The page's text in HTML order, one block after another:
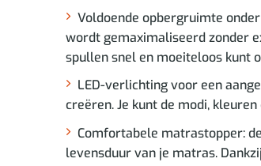
Voldoende opbergruimte
wordt gemaximaliseerd zonder
spullen snel en moeiteloos kunt
LED-verlichting voor een
creëren. Je kunt de modi,
Comfortabele matrastopper:
levensduur van je matras.